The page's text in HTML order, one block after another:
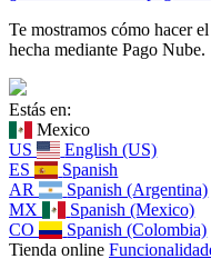
Te mostramos cómo hacer
hecha mediante Pago Nube.
Estás en:
Mexico
US
English (US)
ES
Spanish
AR
Spanish (Argentina)
MX
Spanish (Mexico)
CO
Spanish (Colombia)
Tienda online